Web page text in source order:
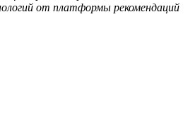
от платформы рекомендаций